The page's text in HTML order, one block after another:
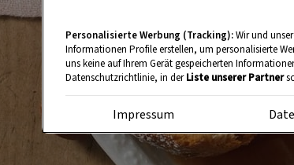
Personalisierte Werbung (Tracking):Wir und
Informationen Profile erstellen, um personalisierte
uns keine auf Ihrem Gerät gespeicherten
Datenschutzrichtlinie, in derListe unserer Partner
Impressum